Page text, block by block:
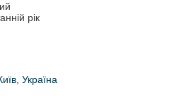
рік
Україна